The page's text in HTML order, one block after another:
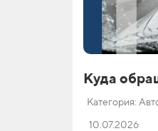
Куда
Категория:
10.07.2026